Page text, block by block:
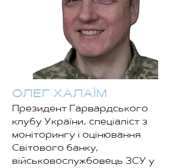
ОЛЕГ ХАЛАЇМ
Президент Гарвардського
клубу України, спеціаліст з
моніторингу і оцінювання
Світового банку,
військовослужбовець ЗСУ у